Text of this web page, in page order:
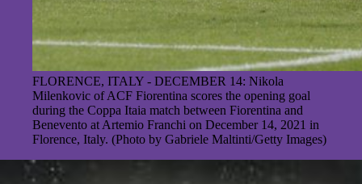
FLORENCE, ITALY - DECEMBER 14: Nikola
Milenkovic of ACF Fiorentina scores the opening goal
during the Coppa Itaia match between Fiorentina and
Benevento at Artemio Franchi on December 14, 2021 in
Florence, Italy. (Photo by Gabriele Maltinti/Getty Images)